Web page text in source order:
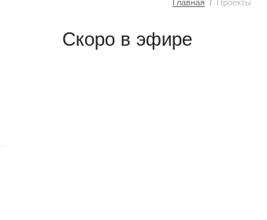
Главная / Проекты
Скоро в эфире